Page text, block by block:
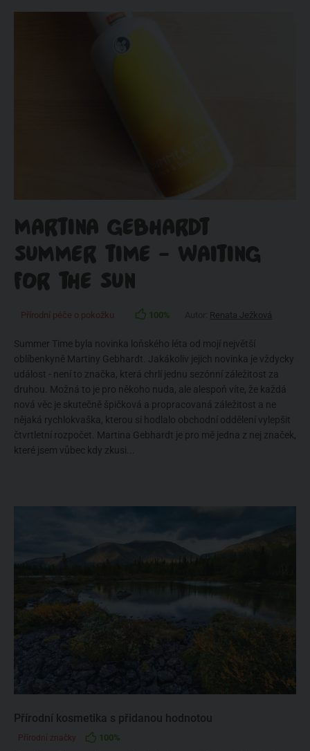
MARTINA GEBHARDT
SUMMER TIME - WAITING
FOR THE SUN
Přírodní péče o pokožku 100% Renata Ježková
Summer Time byla novinka loňského léta od mojí největší
oblíbenkyně Martiny Gebhardt. Jakákoliv jejich novinka je vždycky
událost - není to značka, která chrlí jednu sezónní záležitost za
druhou. Možná to je pro někoho nuda, ale alespoň víte, že každá
nová věc je skutečně špičková a propracovaná záležitost a ne
nějaká rychlokvaška, kterou si hodlalo obchodní oddělení vylepšit
čtvrtletní rozpočet. Martina Gebhardt je pro mě jedna z nej značek,
které jsem vůbec kdy zkusi...
Přírodní kosmetika s přidanou hodnotou
Přírodní značky 100%